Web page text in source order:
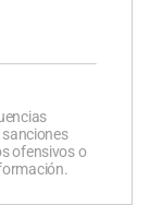
sanciones
ofensivos o